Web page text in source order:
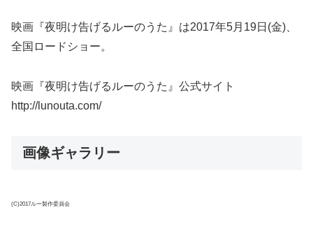
映画『夜明け告げるルーのうた』は2017年5月19日(金)、
全国ロードショー。
映画『夜明け告げるルーのうた』公式サイト
http://lunouta.com/
画像ギャラリー
(C)2017ルー製作委員会